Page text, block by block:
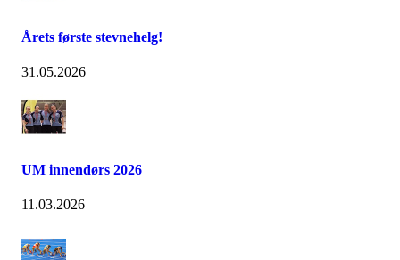
Årets første stevnehelg!
31.05.2026
UM innendørs 2026
11.03.2026